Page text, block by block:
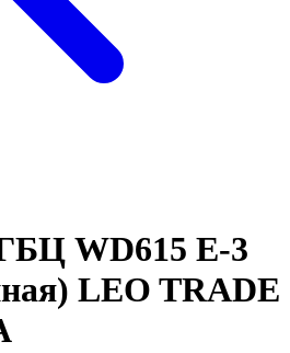
WD615 Е-3
LEO TRADE